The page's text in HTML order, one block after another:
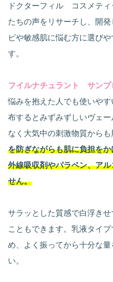
ドクターフィル コスメティ
たちの声をリサーチし、開
ビや敏感肌に悩む方に選び
す。
フイルナチュラント サンプ
悩みを抱えた人でも使いや
布するとみずみずしいヴェ
なく大気中の刺激物質からも
を防ぎながらも肌に負担を
外線吸収剤やパラベン、ア
せん。
サラッとした質感で白浮き
こともできます。乳液タイ
め、よく振ってから十分な
い。